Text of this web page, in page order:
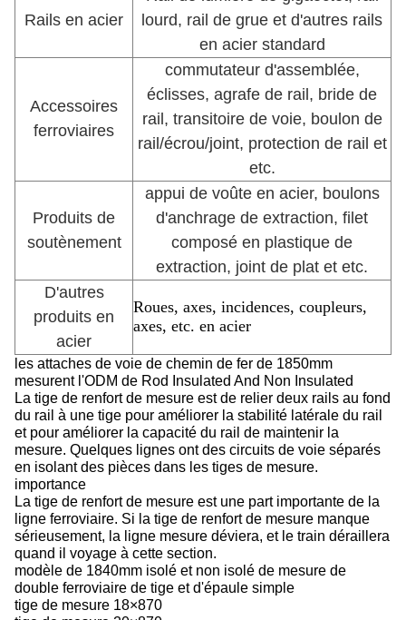
Rails en acier
lourd, rail de grue et d'autres rails
en acier standard
Accessoires
ferroviaires
commutateur d'assemblée,
éclisses, agrafe de rail, bride de
rail, transitoire de voie, boulon de
rail/écrou/joint, protection de rail et
etc.
Produits de
soutènement
appui de voûte en acier, boulons
d'anchrage de extraction, filet
composé en plastique de
extraction, joint de plat et etc.
D'autres
produits en
acier
Roues, axes, incidences, coupleurs,
axes, etc. en acier
les attaches de voie de chemin de fer de 1850mm
mesurent l'ODM de Rod Insulated And Non Insulated
La tige de renfort de mesure est de relier deux rails au fond
du rail à une tige pour améliorer la stabilité latérale du rail
et pour améliorer la capacité du rail de maintenir la
mesure. Quelques lignes ont des circuits de voie séparés
en isolant des pièces dans les tiges de mesure.
importance
La tige de renfort de mesure est une part importante de la
ligne ferroviaire. Si la tige de renfort de mesure manque
sérieusement, la ligne mesure déviera, et le train déraillera
quand il voyage à cette section.
modèle de 1840mm isolé et non isolé de mesure de
double ferroviaire de tige et d'épaule simple
tige de mesure 18×870